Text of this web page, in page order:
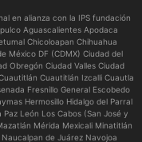
en alianza con la IPS fundación
Aguascalientes Apodaca
Chicoloapan Chihuahua
México DF (CDMX) Ciudad del
Obregón Ciudad Valles Ciudad
Cuautitlán Izcalli Cuautla
Fresnillo General Escobedo
Hermosillo Hidalgo del Parral
León Los Cabos (San José y
Mérida Mexicali Minatitlán
de Juárez Navojoa